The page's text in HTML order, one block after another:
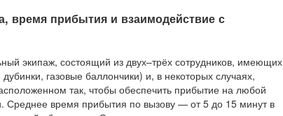
время прибытия и взаимодействие с
экипаж, состоящий из двух–трёх сотрудников, имеющих
газовые баллончики) и, в некоторых случаях,
так, чтобы обеспечить прибытие на любой
Среднее время прибытия по вызову — от 5 до 15 минут в